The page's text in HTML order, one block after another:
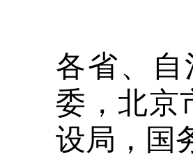
各省、
委，北京
设局，国